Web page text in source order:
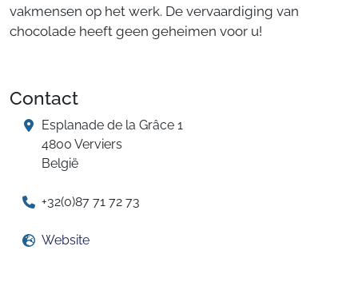
vakmensen op het werk. De vervaardiging van
chocolade heeft geen geheimen voor u!
Contact
Esplanade de la Grâce 1
4800 Verviers
België
+32(0)87 71 72 73
Website